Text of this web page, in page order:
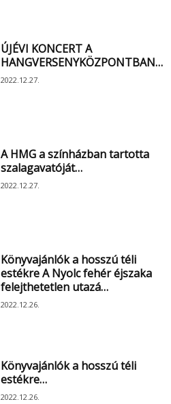
ÚJÉVI KONCERT A
HANGVERSENYKÖZPONTBAN…
2022.12.27.
A HMG a színházban tartotta
szalagavatóját…
2022.12.27.
Könyvajánlók a hosszú téli
estékre A ​Nyolc fehér éjszaka
felejthetetlen utazá…
2022.12.26.
Könyvajánlók a hosszú téli
estékre…
2022.12.26.